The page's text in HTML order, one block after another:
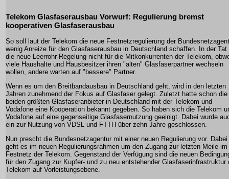
Telekom Glasfaserausbau Vorwurf: Regulierung bremst
kooperativen Glasfaserausbau
So soll laut der Telekom die neue Festnetzregulierung der
wenig Anreize für den Glasfaserausbau in Deutschland schaffen. In der Tat
die neue Leerrohr-Regelung nicht für die Mitkonkurrenten der Telekom,
viele Haushalte und Hausbesitzer ihren "alten" Glasfaserpartner wechseln
wollen, andere warten auf "bessere" Partner.
Wenn es um den Breitbandausbau in Deutschland geht, wird in den letzten
Jahren zunehmend der Fokus auf Glasfaser gelegt. Zuletzt hatte schon die
beiden größten Glasfaseranbieter in Deutschland mit der Telekom und
Vodafone eine Kooperation bekannt gegeben. So haben sich die Telekom
Vodafone auf eine gegenseitige Glasfasernutzung geeinigt. Dabei wurde
ein zur Nutzung von VDSL und FTTH über zehn Jahre geschlossen.
Nun prescht die Bundesnetzagentur mit einer neuen Regulierung vor. Dabei
geht es im neuen Regulierungsrahmen um den Zugang zur letzten Meile im
Festnetz der Telekom. Gegenstand der Verfügung sind die neuen
für den Zugang zur Kupfer- und zu neu entstehender Glasfaserinfrastruktur
Telekom auf Vorleistungsebene.